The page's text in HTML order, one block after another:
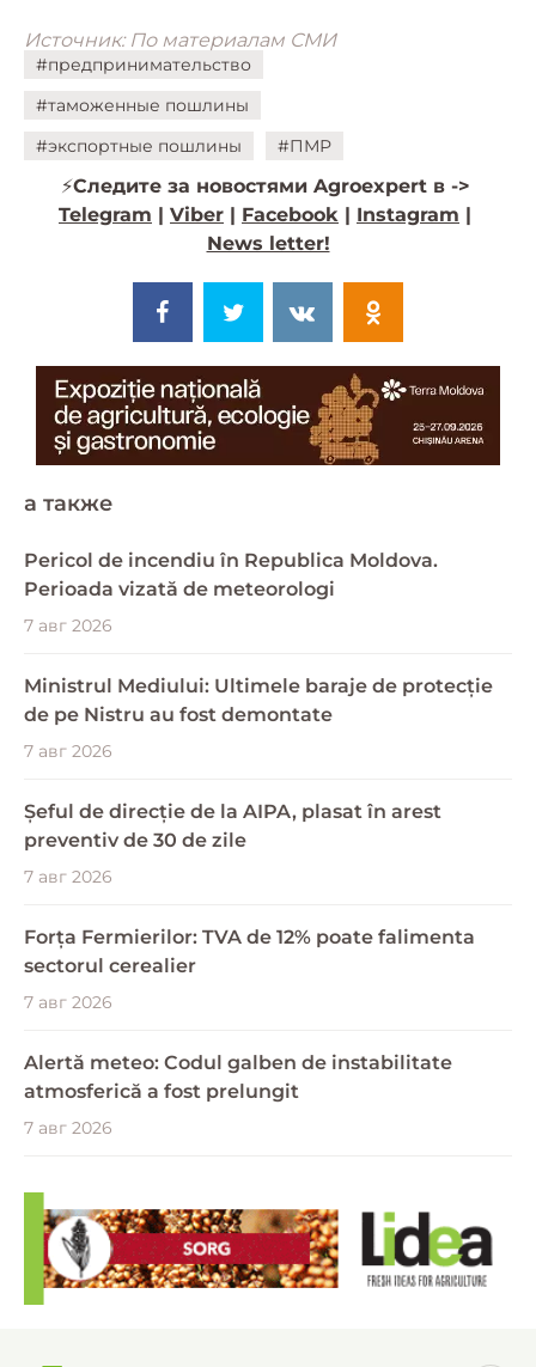
Источник: По материалам СМИ
#предпринимательство
#таможенные пошлины
#экспортные пошлины
#ПМР
⚡️Следите за новостями Agroexpert в ->
Telegram | Viber | Facebook | Instagram |
News letter!
a также
Pericol de incendiu în Republica Moldova.
Perioada vizată de meteorologi
7 авг 2026
Ministrul Mediului: Ultimele baraje de protecție
de pe Nistru au fost demontate
7 авг 2026
Șeful de direcție de la AIPA, plasat în arest
preventiv de 30 de zile
7 авг 2026
Forța Fermierilor: TVA de 12% poate falimenta
sectorul cerealier
7 авг 2026
Alertă meteo: Codul galben de instabilitate
atmosferică a fost prelungit
7 авг 2026